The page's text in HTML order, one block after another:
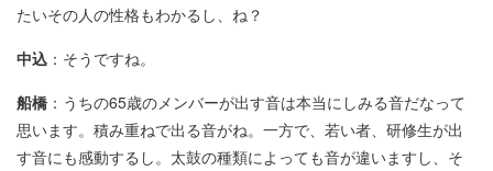
たいその人の性格もわかるし、ね？
中込 ：そうですね。
船橋 ：うちの65歳のメンバーが出す音は本当にしみる音だなって
思います。積み重ねで出る音がね。一方で、若い者、研修生が出
す音にも感動するし。太鼓の種類によっても音が違いますし、そ